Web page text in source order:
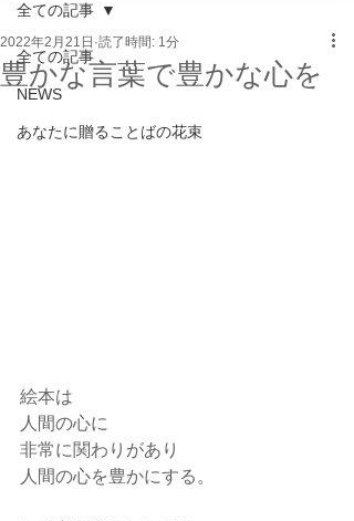
全ての記事
NEWS
あなたに贈ることばの花束
全ての記事
豊かな言葉で豊かな心を
2022年2月21日 読了時間: 1分
絵本は
人間の心に
非常に関わりがあり
人間の心を豊かにする。